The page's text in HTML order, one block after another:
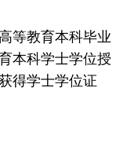
等教育本科毕业
本科学士学位授
得学士学位证